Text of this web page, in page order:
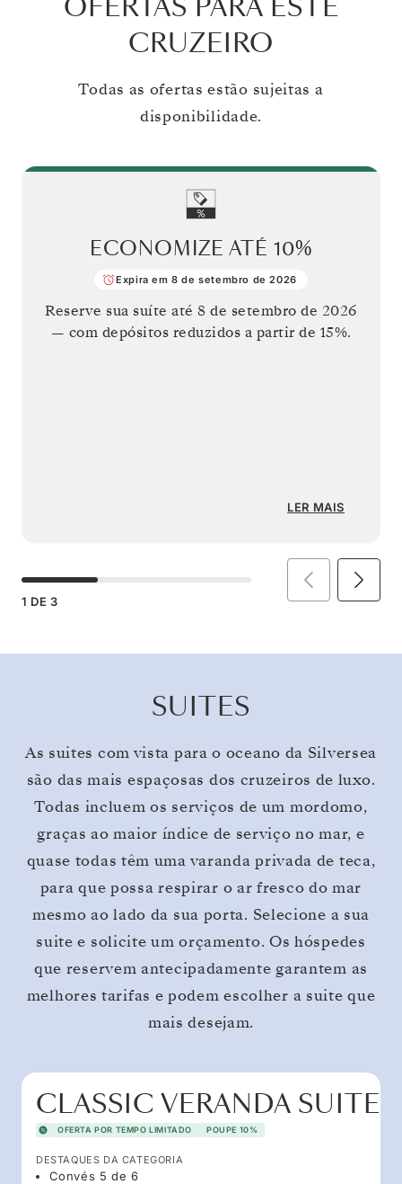
OFERTAS PARA ESTE
CRUZEIRO
Todas as ofertas estão sujeitas a
disponibilidade.
ECONOMIZE ATÉ 10%
Expira em 8 de setembro de 2026
Reserve sua suíte até8 de setembro de 2026
— com depósitos reduzidos a partir de 15%.
LER MAIS
1 DE 3
SUITES
As suites com vista para o oceano da Silversea
são das mais espaçosas dos cruzeiros de luxo.
Todas incluem os serviços de um mordomo,
graças ao maior índice de serviço no mar, e
quase todas têm uma varanda privada de teca,
para que possa respirar o ar fresco do mar
mesmo ao lado da sua porta. Selecione a sua
suite e solicite um orçamento. Os hóspedes
que reservem antecipadamente garantem as
melhores tarifas e podem escolher a suite que
mais desejam.
CLASSIC VERANDA SUITE
OFERTA POR TEMPO LIMITADO POUPE 10%
DESTAQUES DA CATEGORIA
Convés 5 de 6